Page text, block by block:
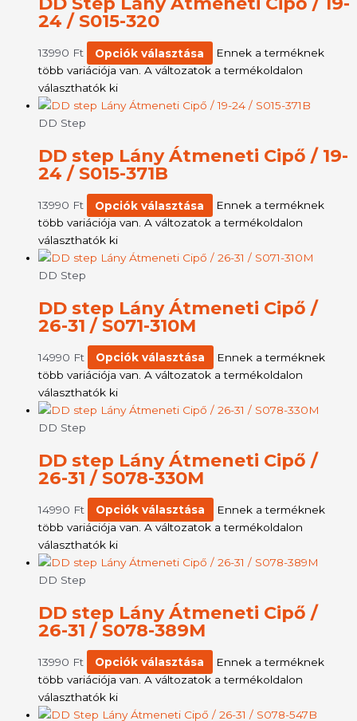
24 / S015-320
13990 Ft Opciók választása
Ennek a terméknek
több variációja van. A változatok a termékoldalon
választhatók ki
DD Step
DD step Lány Átmeneti Cipő / 19-
24 / S015-371B
13990 Ft Opciók választása
Ennek a terméknek
több variációja van. A változatok a termékoldalon
választhatók ki
DD Step
DD step Lány Átmeneti Cipő /
26-31 / S071-310M
14990 Ft Opciók választása
Ennek a terméknek
több variációja van. A változatok a termékoldalon
választhatók ki
DD Step
DD step Lány Átmeneti Cipő /
26-31 / S078-330M
14990 Ft Opciók választása
Ennek a terméknek
több variációja van. A változatok a termékoldalon
választhatók ki
DD Step
DD step Lány Átmeneti Cipő /
26-31 / S078-389M
13990 Ft Opciók választása
Ennek a terméknek
több variációja van. A változatok a termékoldalon
választhatók ki